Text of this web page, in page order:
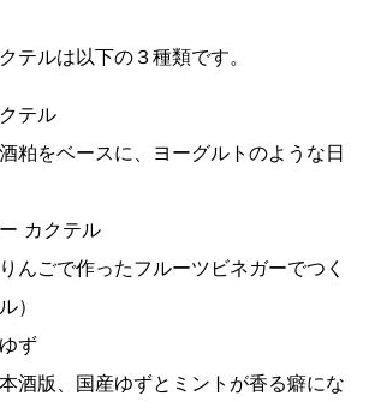
テルは以下の３種類です。
テル
粕をベースに、ヨーグルトのような日
カクテル
んごで作ったフルーツビネガーでつく
）
ず
酒版、国産ゆずとミントが香る癖にな